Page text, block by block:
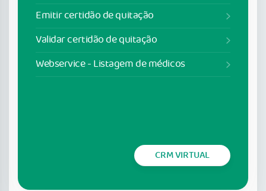
Emitir certidão de quitação
Validar certidão de quitação
Webservice - Listagem de médicos
CRM VIRTUAL